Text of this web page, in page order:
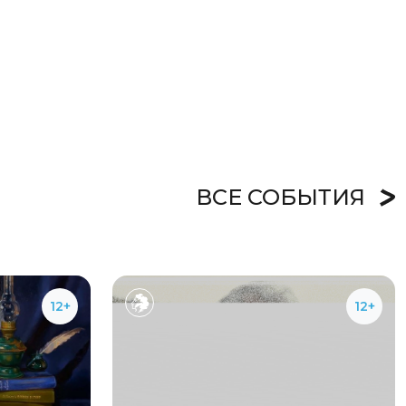
ВСЕ СОБЫТИЯ
12+ 12+